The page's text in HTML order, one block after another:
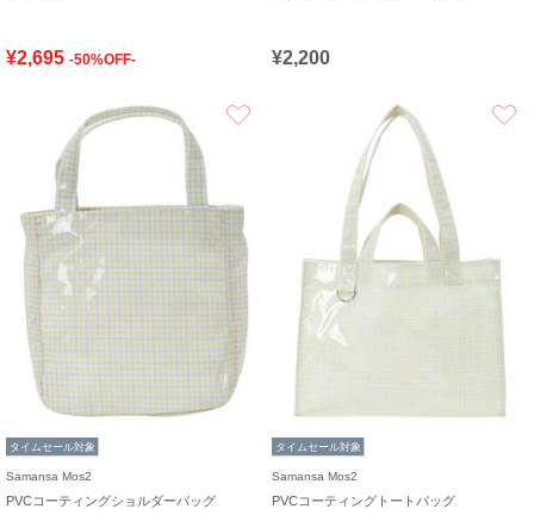
¥2,695 -50%OFF- ¥2,200
タイムセール対象
Samansa Mos2
PVCコーティングショルダーバッグ
タイムセール対象
Samansa Mos2
PVCコーティングトートバッグ